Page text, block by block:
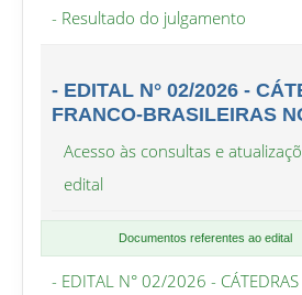
- Resultado do julgamento
- EDITAL N° 02/2026 -
FRANCO-BRASILEIRAS
Acesso às consultas e
edital
Documentos referentes ao edital
- EDITAL N° 02/2026 - CÁTEDRAS